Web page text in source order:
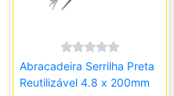
Abracadeira Serrilha Preta
Reutilizável 4.8 x 200mm